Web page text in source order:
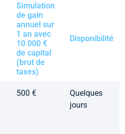
Simulation
de gain
annuel sur
1 an avec
10 000 €
de capital
(brut de
taxes)
Disponibilité
500 €
Quelques
jours